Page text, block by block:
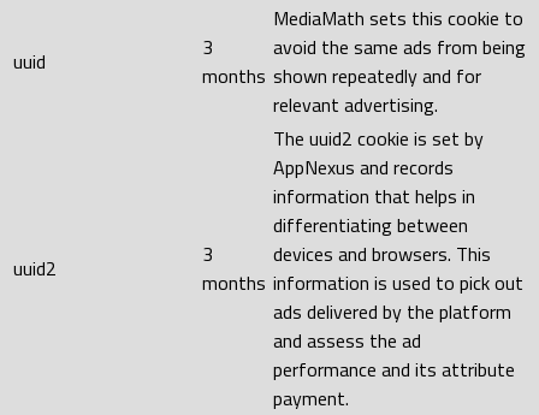
uuid
3
months
MediaMath sets this cookie to
avoid the same ads from being
shown repeatedly and for
relevant advertising.
uuid2
3
months
The uuid2 cookie is set by
AppNexus and records
information that helps in
differentiating between
devices and browsers. This
information is used to pick out
ads delivered by the platform
and assess the ad
performance and its attribute
payment.